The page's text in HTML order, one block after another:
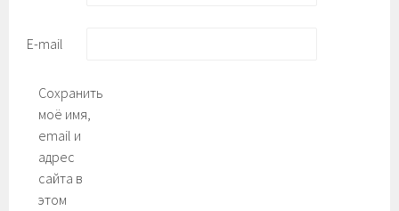
E-mail
Сохранить
моё имя,
email и
адрес
сайта в
этом